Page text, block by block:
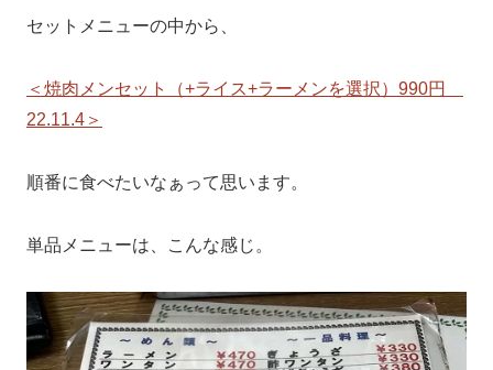
セットメニューの中から、
＜焼肉メンセット（+ライス+ラーメンを選択）990円
22.11.4＞
順番に食べたいなぁって思います。
単品メニューは、こんな感じ。